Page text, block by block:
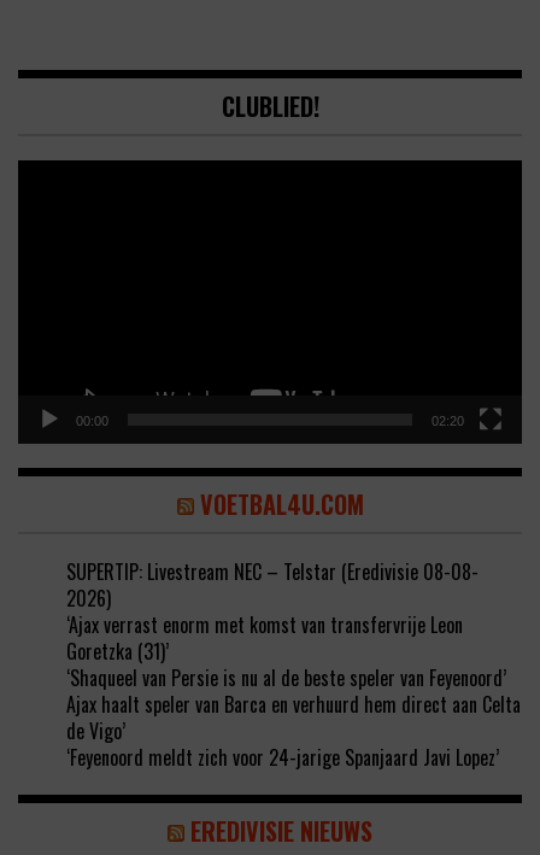
CLUBLIED!
00:00 02:20
VOETBAL4U.COM
SUPERTIP: Livestream NEC – Telstar (Eredivisie 08-08-
2026)
‘Ajax verrast enorm met komst van transfervrije Leon
Goretzka (31)’
‘Shaqueel van Persie is nu al de beste speler van Feyenoord’
Ajax haalt speler van Barca en verhuurd hem direct aan Celta
de Vigo’
‘Feyenoord meldt zich voor 24-jarige Spanjaard Javi Lopez’
EREDIVISIE NIEUWS